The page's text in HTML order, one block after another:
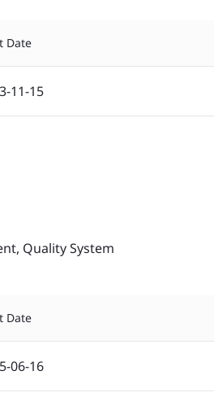
Date
11-15
Quality System
Date
06-16